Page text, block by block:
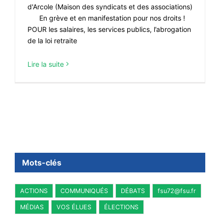
d'Arcole (Maison des syndicats et des associations)
En grève et en manifestation pour nos droits !
POUR les salaires, les services publics, l’abrogation
de la loi retraite
Lire la suite
Mots-clés
ACTIONS COMMUNIQUÉS DÉBATS fsu72@fsu.fr
MÉDIAS VOS ÉLUES ÉLECTIONS